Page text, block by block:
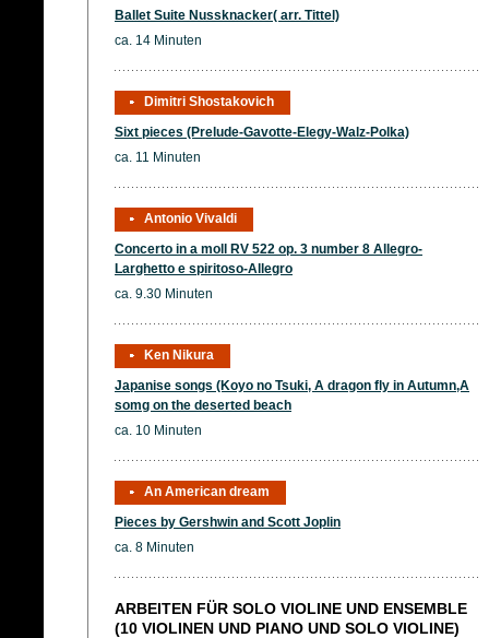
Ballet Suite Nussknacker( arr. Tittel)
ca. 14 Minuten
Dimitri Shostakovich
Sixt pieces (Prelude-Gavotte-Elegy-Walz-Polka)
ca. 11 Minuten
Antonio Vivaldi
Concerto in a moll RV 522 op. 3 number 8 Allegro-
Larghetto e spiritoso-Allegro
ca. 9.30 Minuten
Ken Nikura
Japanise songs (Koyo no Tsuki, A dragon fly in Autumn,A
somg on the deserted beach
ca. 10 Minuten
An American dream
Pieces by Gershwin and Scott Joplin
ca. 8 Minuten
ARBEITEN FÜR SOLO VIOLINE UND ENSEMBLE
(10 VIOLINEN UND PIANO UND SOLO VIOLINE)